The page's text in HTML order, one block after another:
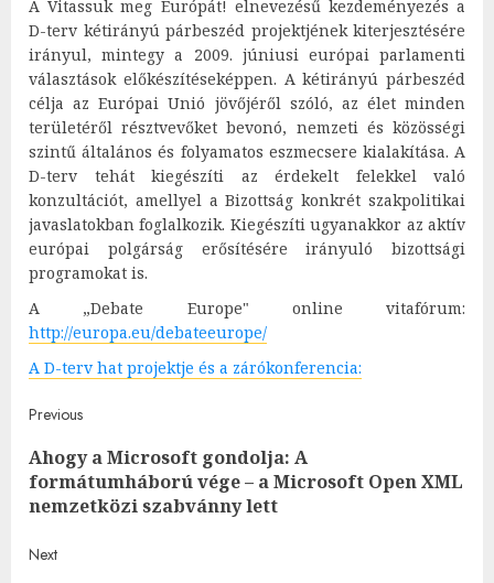
A Vitassuk meg Európát! elnevezésű kezdeményezés a
D-terv kétirányú párbeszéd projektjének kiterjesztésére
irányul, mintegy a 2009. júniusi európai parlamenti
választások előkészítéseképpen. A kétirányú párbeszéd
célja az Európai Unió jövőjéről szóló, az élet minden
területéről résztvevőket bevonó, nemzeti és közösségi
szintű általános és folyamatos eszmecsere kialakítása. A
D-terv tehát kiegészíti az érdekelt felekkel való
konzultációt, amellyel a Bizottság konkrét szakpolitikai
javaslatokban foglalkozik. Kiegészíti ugyanakkor az aktív
európai polgárság erősítésére irányuló bizottsági
programokat is.
A „Debate Europe" online vitafórum:
http://europa.eu/debateeurope/
A D-terv hat projektje és a zárókonferencia:
Post
navigation
Previous
Ahogy a Microsoft gondolja: A
formátumháború vége – a Microsoft Open XML
nemzetközi szabvánny lett
Next